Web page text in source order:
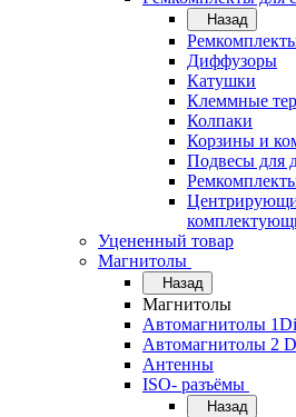
Назад
Диффузоры
Катушки
Клеммные
Колпаки
Корзины и
Подвесы для
Уцененный товар
Магнитолы
Назад
Магнитолы
Автомагнитолы
Автомагнитолы 2
Антенны
ISO- разъёмы
Назад